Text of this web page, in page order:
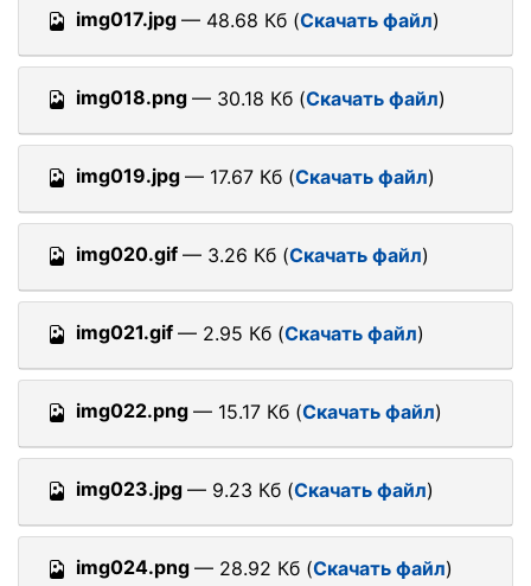
img017.jpg — 48.68 Кб (Скачать файл)
img018.png — 30.18 Кб (Скачать файл)
img019.jpg — 17.67 Кб (Скачать файл)
img020.gif — 3.26 Кб (Скачать файл)
img021.gif — 2.95 Кб (Скачать файл)
img022.png — 15.17 Кб (Скачать файл)
img023.jpg — 9.23 Кб (Скачать файл)
img024.png — 28.92 Кб (Скачать файл)